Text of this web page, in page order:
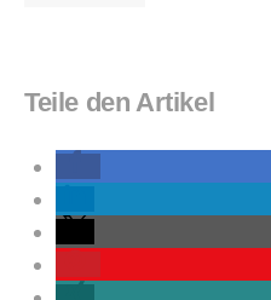
Teile den Artikel